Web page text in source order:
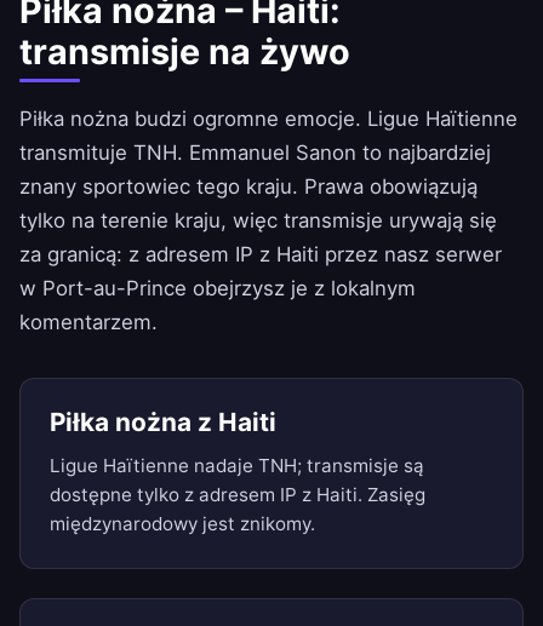
Piłka nożna – Haiti:
transmisje na żywo
Piłka nożna budzi ogromne emocje. Ligue Haïtienne
transmituje TNH. Emmanuel Sanon to najbardziej
znany sportowiec tego kraju. Prawa obowiązują
tylko na terenie kraju, więc transmisje urywają się
za granicą: z adresem IP z Haiti przez nasz serwer
w Port-au-Prince obejrzysz je z lokalnym
komentarzem.
Piłka nożna z Haiti
Ligue Haïtienne nadaje TNH; transmisje są
dostępne tylko z adresem IP z Haiti. Zasięg
międzynarodowy jest znikomy.